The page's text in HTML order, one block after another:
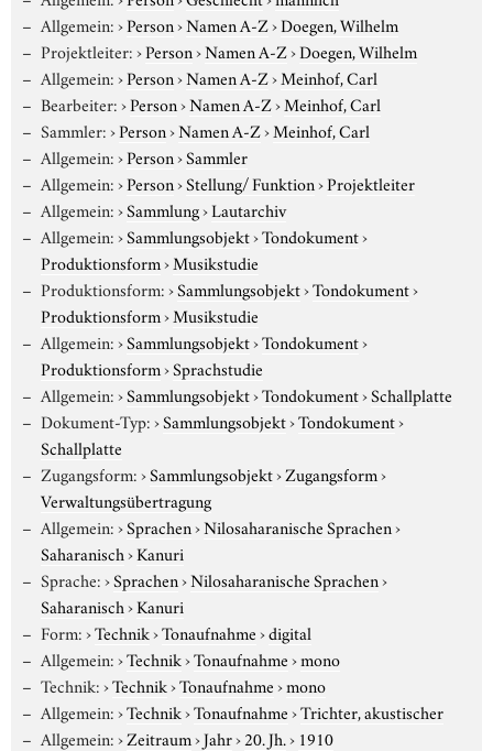
Allgemein:›Person›Namen A-Z›Doegen, Wilhelm
Projektleiter:›Person›Namen A-Z›Doegen, Wilhelm
Allgemein:›Person›Namen A-Z›Meinhof, Carl
Bearbeiter:›Person›Namen A-Z›Meinhof, Carl
Sammler:›Person›Namen A-Z›Meinhof, Carl
Allgemein:›Person›Sammler
Allgemein:›Person›Stellung/ Funktion›Projektleiter
Allgemein:›Sammlung›Lautarchiv
Allgemein:›Sammlungsobjekt›Tondokument›
Produktionsform›Musikstudie
Produktionsform:›Sammlungsobjekt›Tondokument›
Produktionsform›Musikstudie
Allgemein:›Sammlungsobjekt›Tondokument›
Produktionsform›Sprachstudie
Allgemein:›Sammlungsobjekt›Tondokument›Schallplatte
Dokument-Typ:›Sammlungsobjekt›Tondokument›
Schallplatte
Zugangsform:›Sammlungsobjekt›Zugangsform›
Verwaltungsübertragung
Allgemein:›Sprachen›Nilosaharanische Sprachen›
Saharanisch›Kanuri
Sprache:›Sprachen›Nilosaharanische Sprachen›
Saharanisch›Kanuri
Form:›Technik›Tonaufnahme›digital
Allgemein:›Technik›Tonaufnahme›mono
Technik:›Technik›Tonaufnahme›mono
Allgemein:›Technik›Tonaufnahme›Trichter, akustischer
Allgemein:›Zeitraum›Jahr›20. Jh.› 1910